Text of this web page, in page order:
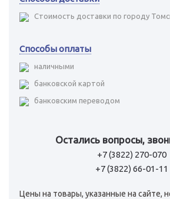
Стоимость доставки по городу
Способы оплаты
наличными
банковской картой
банковским переводом
Остались вопросы,
+7 (3822) 270-070
+7 (3822) 66-01-11
Цены на товары, указанные на сайте,